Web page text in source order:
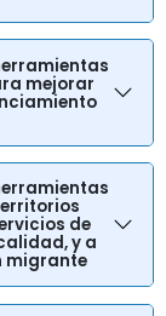
mejorar
de
y a
migrante